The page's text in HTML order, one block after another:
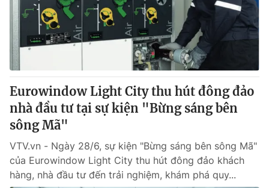
Thị trường 24h Tấm lòng Việt
VTV4 Vươn mình bằng AI
VTV9 VTV8
Liên hệ tòa soạn
THỜI BÁO VTV
Eurowindow Light City thu hút đông đảo
nhà đầu tư tại sự kiện "Bừng sáng bên
sông Mã"
VTV.vn - Ngày 28/6, sự kiện "Bừng sáng bên sông Mã"
của Eurowindow Light City thu hút đông đảo khách
hàng, nhà đầu tư đến trải nghiệm, khám phá quy...